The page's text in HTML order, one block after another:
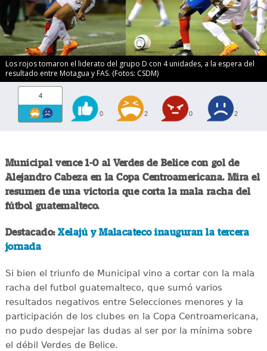
Los rojos tomaron el liderato del grupo D con 4 unidades, a la espera del
resultado entre Motagua y FAS. (Fotos: CSDM)
4
0 2 0 2
Municipal vence 1-0 al Verdes de Belice con gol de
Alejandro Cabeza en la Copa Centroamericana. Mira el
resumen de una victoria que corta la mala racha del
fútbol guatemalteco.
Destacado:Xelajú y Malacateco inauguran la tercera
jornada
Si bien el triunfo de Municipal vino a cortar con la mala
racha del futbol guatemalteco, que sumó varios
resultados negativos entre Selecciones menores y la
participación de los clubes en la Copa Centroamericana,
no pudo despejar las dudas al ser por la mínima sobre
el débil Verdes de Belice.